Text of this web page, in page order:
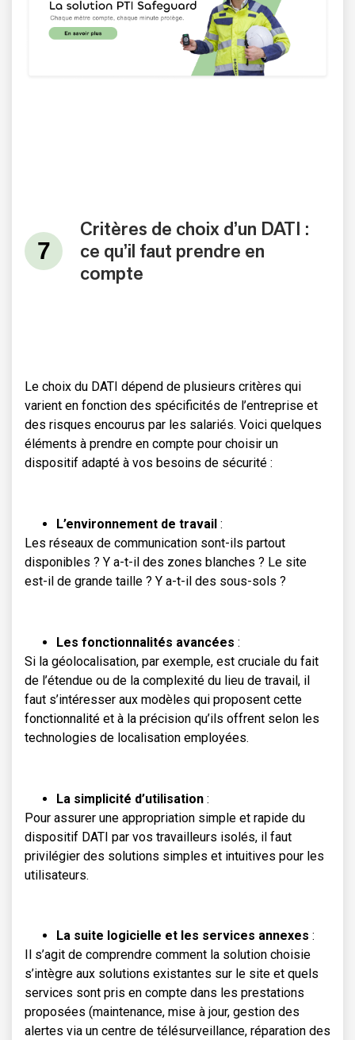
Critères de choix d’un DATI :
ce qu’il faut prendre en
compte
Le choix du DATI dépend de plusieurs critères qui
varient en fonction des spécificités de l’entreprise et
des risques encourus par les salariés. Voici quelques
éléments à prendre en compte pour choisir un
dispositif adapté à vos besoins de sécurité :
L’environnement de travail :
Les réseaux de communication sont-ils partout
disponibles ? Y a-t-il des zones blanches ? Le site
est-il de grande taille ? Y a-t-il des sous-sols ?
Les fonctionnalités avancées :
Si la géolocalisation, par exemple, est cruciale du fait
de l’étendue ou de la complexité du lieu de travail, il
faut s’intéresser aux modèles qui proposent cette
fonctionnalité et à la précision qu’ils offrent selon les
technologies de localisation employées.
La simplicité d’utilisation :
Pour assurer une appropriation simple et rapide du
dispositif DATI par vos travailleurs isolés, il faut
privilégier des solutions simples et intuitives pour les
utilisateurs.
La suite logicielle et les services annexes :
Il s’agit de comprendre comment la solution choisie
s’intègre aux solutions existantes sur le site et quels
services sont pris en compte dans les prestations
proposées (maintenance, mise à jour, gestion des
alertes via un centre de télésurveillance, réparation des